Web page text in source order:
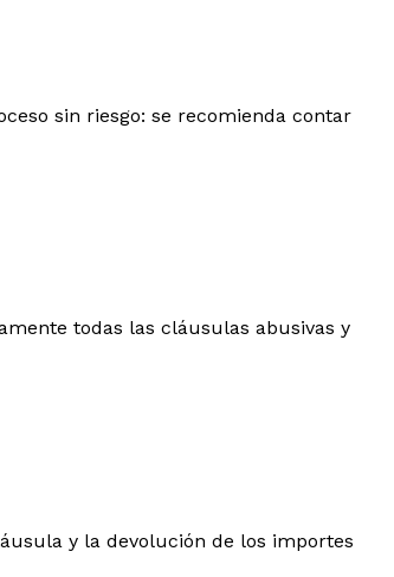
sin riesgo: se recomienda contar
todas las cláusulas abusivas y
y la devolución de los importes